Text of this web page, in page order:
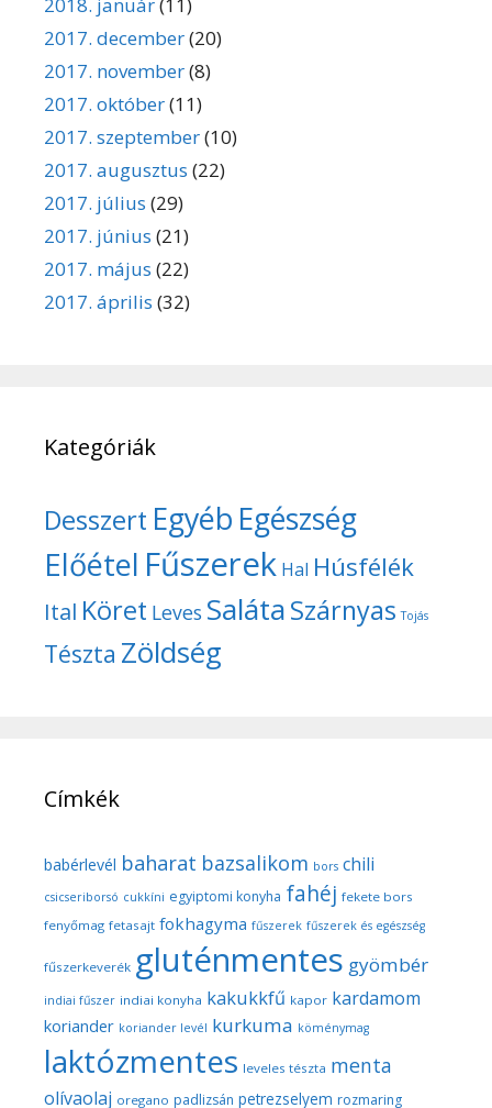
2018. január(11)
2017. december(20)
2017. november(8)
2017. október(11)
2017. szeptember(10)
2017. augusztus (22)
2017. július (29)
2017. június (21)
2017. május (22)
2017. április (32)
Kategóriák
Desszert Egyéb Egészség
Előétel Fűszerek Hal Húsfélék
Ital Köret Leves SalátaSzárnyas Tojás
Tészta Zöldség
Címkék
babérlevél baharat bazsalikom bors chili
csicseriborsó cukkíni egyiptomi konyha fahéj fekete bors
fenyőmag fetasajt fokhagyma fűszerek fűszerek és egészség
fűszerkeverék gluténmentes gyömbér
indiai fűszer indiai konyha kakukkfű kapor kardamom
koriander koriander levél kurkuma köménymag
laktózmentes leveles tészta menta
olívaolaj oregano padlizsán petrezselyem rozmaring